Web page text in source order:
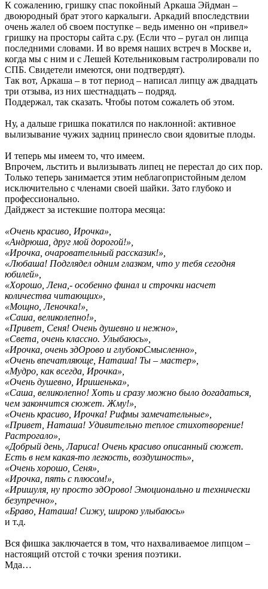
К сожалению, гришку спас покойный Аркаша Эйдман –
двоюродный брат этого каркалыги. Аркадий впоследствии
очень жалел об своем поступке – ведь именно он «привел»
гришку на просторы сайта с.ру. (Если что – ругал он липца
последними словами. И во время наших встреч в Москве и,
когда мы с ним и с Лешей Котельниковым гастролировали по
СПБ. Свидетели имеются, они подтвердят).
Так вот, Аркаша – в тот период – написал липцу аж двадцать
три отзыва, из них шестнадцать – подряд.
Поддержал, так сказать. Чтобы потом сожалеть об этом.
Ну, а дальше гришка покатился по наклонной: активное
вылизывание чужих задниц принесло свои ядовитые плоды.
И теперь мы имеем то, что имеем.
Впрочем, льстить и вылизывать липец не перестал до сих пор.
Только теперь занимается этим неблагопристойным делом
исключительно с членами своей шайки. Зато глубоко и
профессионально.
Дайджест за истекшие полтора месяца:
«Очень красиво, Ирочка»,
«Андрюша, друг мой дорогой!»,
«Ирочка, очаровательный рассказик!»,
«Любаша! Подглядел одним глазком, что у тебя сегодня
юбилей»,
«Хорошо, Лена,- особенно финал и строчки насчет
количества читающих»,
«Мощно, Леночка!»,
«Саша, великолепно!»,
«Привет, Сеня! Очень душевно и нежно»,
«Света, очень классно. Улыбаюсь»,
«Ирочка, очень здОрово и глубокоСмысленно»,
«Очень впечатляюще, Наташа! Ты – мастер»,
«Мудро, как всегда, Ирочка»,
«Очень душевно, Иришенька»,
«Саша, великолепно! Хоть и сразу можно было догадаться,
чем закончится сюжет. Жму!»,
«Очень красиво, Ирочка! Рифмы замечательные»,
«Привет, Наташа! Удивительно теплое стихотворение!
Растрогало»,
«Добрый день, Лариса! Очень красиво описанный сюжет.
Есть в нем какая-то легкость, воздушность»,
«Очень хорошо, Сеня»,
«Ирочка, пять с плюсом!»,
«Иришуля, ну просто здОрово! Эмоционально и технически
безупречно»,
«Браво, Наташа! Сижу, широко улыбаюсь»
и т.д.
Вся фишка заключается в том, что нахваливаемое липцом –
настоящий отстой с точки зрения поэтики.
Мда…